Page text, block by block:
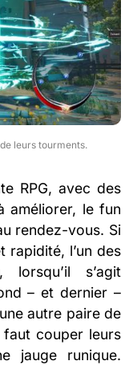
leurs tourments.
RPG, avec des
améliorer, le fun
rendez-vous. Si
rapidité, l’un des
s’agit
– et dernier –
autre paire de
faut couper leurs
jauge runique.